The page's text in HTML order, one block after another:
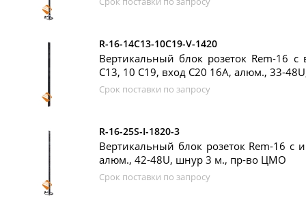
R-16-14C13-10C19-V-1420
Вертикальный блок розеток Rem-16 с
C13, 10 C19, вход C20 16A, алюм., 33-
Срок поставки по запросу
R-16-25S-I-1820-3
Вертикальный блок розеток Rem-16 с
алюм., 42-48U, шнур 3 м., пр-во ЦМО
Срок поставки по запросу